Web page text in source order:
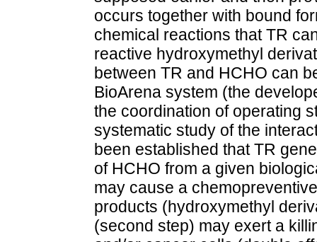
occurs together with bound
chemical reactions that TR
reactive hydroxymethyl
between TR and HCHO can
BioArena system (the
the coordination of operating
systematic study of the
been established that TR
of HCHO from a given
may cause a
products (hydroxymethyl
(second step) may exert a